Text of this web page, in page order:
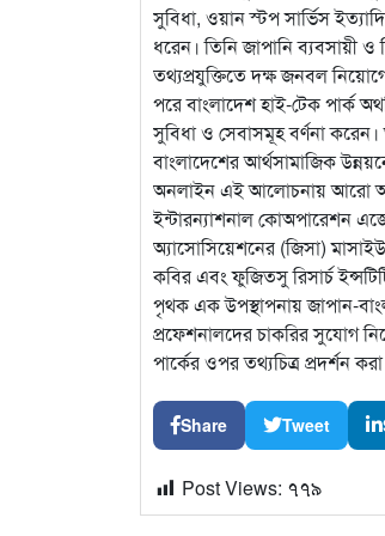
সুবিধা, ওয়ান স্টপ সার্ভিস
ধরেন। তিনি জাপানি ব্যবসায়ী
তথ্যপ্রযুক্তিতে দক্ষ জনবল
পরে বাংলাদেশ হাই-টেক পার্ক
সুবিধা ও সেবাসমূহ বর্ণনা
বাংলাদেশের আর্থসামাজিক
অনলাইন এই আলোচনায় আরো অংশ
ইন্টারন্যাশনাল কোঅপারেশন
অ্যাসোসিয়েশনের (জিসা)
কবির এবং ফুজিতসু রিসার্চ
পৃথক এক উপস্থাপনায় জাপান-
প্রফেশনালদের চাকরির সুযোগ
পার্কের ওপর তথ্যচিত্র প্রদর্শন
Share Tweet
Post Views: ৭৭৯